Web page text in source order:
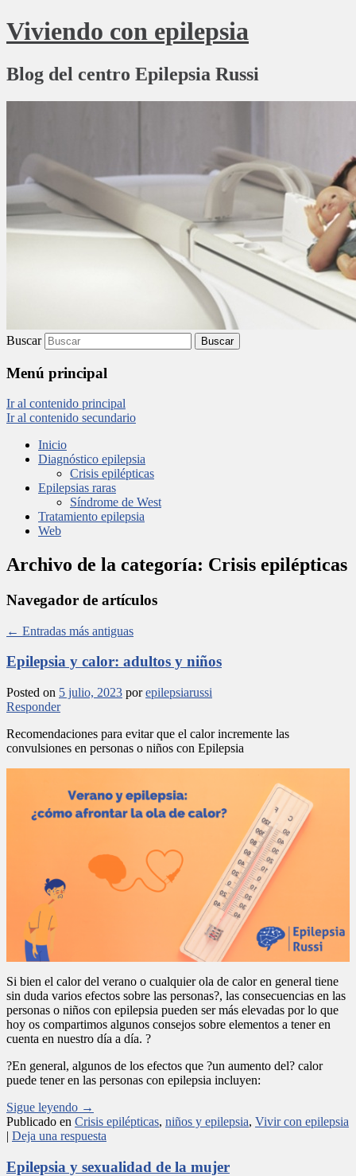
Viviendo con epilepsia
Blog del centro Epilepsia Russi
Buscar
Menú principal
Ir al contenido principal
Ir al contenido secundario
Inicio
Diagnóstico epilepsia
Crisis epilépticas
Epilepsias raras
Síndrome de West
Tratamiento epilepsia
Web
Archivo de la categoría: Crisis epilépticas
Navegador de artículos
← Entradas más antiguas
Epilepsia y calor: adultos y niños
Posted on 5 julio, 2023 porepilepsiarussi
Responder
Recomendaciones para evitar que el calor incremente las
convulsiones en personas o niños con Epilepsia
Si bien el calor del verano o cualquier ola de calor en general tiene
sin duda varios efectos sobre las personas?, las consecuencias en las
personas o niños con epilepsia pueden ser más elevadas por lo que
hoy os compartimos algunos consejos sobre elementos a tener en
cuenta en nuestro día a día. ?
?En general, algunos de los efectos que ?un aumento del? calor
puede tener en las personas con epilepsia incluyen:
Sigue leyendo →
Publicado en Crisis epilépticas, niños y epilepsia, Vivir con epilepsia
| Deja una respuesta
Epilepsia y sexualidad de la mujer